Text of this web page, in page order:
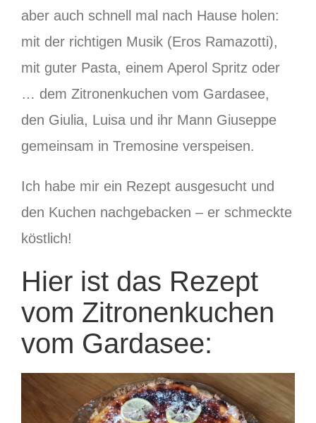
aber auch schnell mal nach Hause holen:
mit der richtigen Musik (Eros Ramazotti),
mit guter Pasta, einem Aperol Spritz oder
… dem Zitronenkuchen vom Gardasee,
den Giulia, Luisa und ihr Mann Giuseppe
gemeinsam in Tremosine verspeisen.
Ich habe mir ein Rezept ausgesucht und
den Kuchen nachgebacken – er schmeckte
köstlich!
Hier ist das Rezept
vom Zitronenkuchen
vom Gardasee: